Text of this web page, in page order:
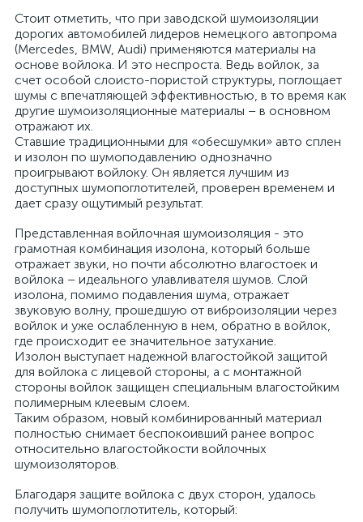
Стоит отметить, что при заводской шумоизоляции
дорогих автомобилей лидеров немецкого автопрома
(Mercedes, BMW, Audi) применяются материалы на
основе войлока. И это неспроста. Ведь войлок, за
счет особой слоисто-пористой структуры, поглощает
шумы с впечатляющей эффективностью, в то время как
другие шумоизоляционные материалы – в основном
отражают их.
Ставшие традиционными для «обесшумки» авто сплен
и изолон по шумоподавлению однозначно
проигрывают войлоку. Он является лучшим из
доступных шумопоглотителей, проверен временем и
дает сразу ощутимый результат.
Представленная войлочная шумоизоляция - это
грамотная комбинация изолона, который больше
отражает звуки, но почти абсолютно влагостоек и
войлока – идеального улавливателя шумов. Слой
изолона, помимо подавления шума, отражает
звуковую волну, прошедшую от виброизоляции через
войлок и уже ослабленную в нем, обратно в войлок,
где происходит ее значительное затухание.
Изолон выступает надежной влагостойкой защитой
для войлока с лицевой стороны, а с монтажной
стороны войлок защищен специальным влагостойким
полимерным клеевым слоем.
Таким образом, новый комбинированный материал
полностью снимает беспокоивший ранее вопрос
относительно влагостойкости войлочных
шумоизоляторов.
Благодаря защите войлока с двух сторон, удалось
получить шумопоглотитель, который: